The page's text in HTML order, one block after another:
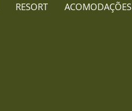
RESORT ACOMODAÇÕES